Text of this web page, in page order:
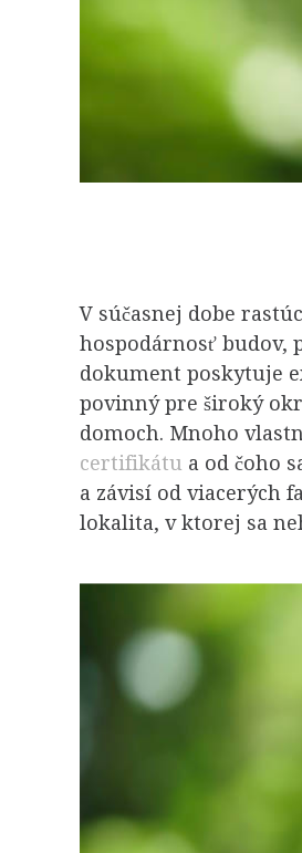
V súčasnej dobe
hospodárnosť budov,
dokument poskytuje
povinný pre široký
domoch. Mnoho
certifikátu a od čoho
a závisí od viacerých
lokalita, v ktorej sa